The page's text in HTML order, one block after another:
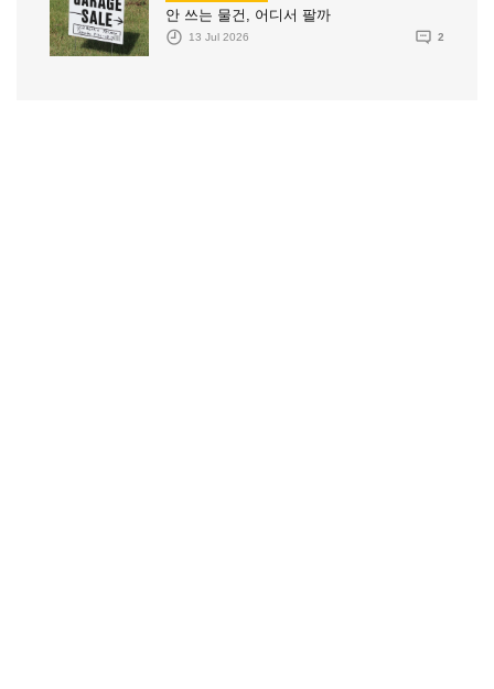
안 쓰는 물건, 어디서 팔까
13 Jul 2026 2